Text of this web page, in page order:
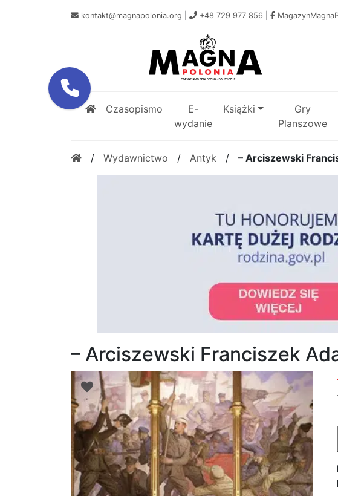
kontakt@magnapolonia.org +48 729 977 856
Czasopismo
E-
wydanie
Książki
Gry
Planszowe
/ Wydawnictwo / Antyk / – Arciszewski
– Arciszewski Franciszek